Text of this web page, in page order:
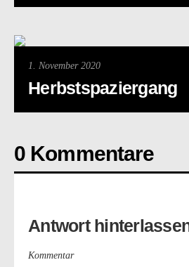
1. November 2020
Herbstspaziergang
0 Kommentare
Antwort
Kommentar